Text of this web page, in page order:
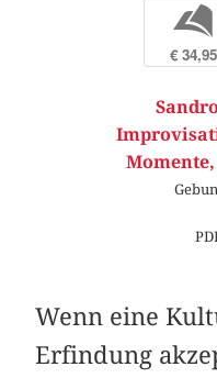
b
€ 34,95
Wenn eine
Erfindung